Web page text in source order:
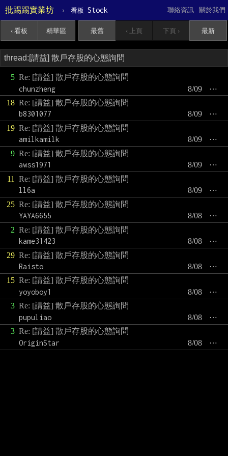
批踢踢實業坊 › 看板 Stock 關於我們
聯絡資訊
‹ 看板 精華區 最舊 ‹ 上頁 下頁 › 最新
5 Re: [請益] 散戶存股的心態詢問
chunzheng
⋯
8/09
18 Re: [請益] 散戶存股的心態詢問
b8301077
⋯
8/09
19 Re: [請益] 散戶存股的心態詢問
amilkamilk
⋯
8/09
9 Re: [請益] 散戶存股的心態詢問
awss1971
⋯
8/09
11
Re: [請益] 散戶存股的心態詢問
ll6a
⋯
8/09
25 Re: [請益] 散戶存股的心態詢問
YAYA6655
⋯
8/08
2 Re: [請益] 散戶存股的心態詢問
kame31423
⋯
8/08
29 Re: [請益] 散戶存股的心態詢問
Raisto
⋯
8/08
15 Re: [請益] 散戶存股的心態詢問
yoyoboy1
⋯
8/08
3 Re: [請益] 散戶存股的心態詢問
pupuliao
⋯
8/08
3 Re: [請益] 散戶存股的心態詢問
OriginStar
⋯
8/08